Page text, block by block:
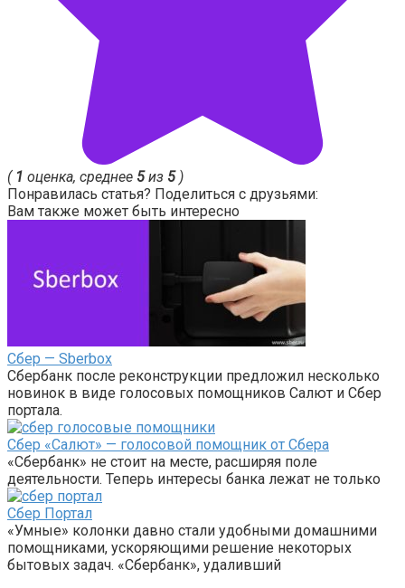
( 1 оценка, среднее 5из 5)
Понравилась статья? Поделиться с друзьями:
Вам также может быть интересно
Сбер — Sberbox
Сбербанк после реконструкции предложил несколько
новинок в виде голосовых помощников Салют и Сбер
портала.
Сбер «Салют» — голосовой помощник от Сбера
«Сбербанк» не стоит на месте, расширяя поле
деятельности. Теперь интересы банка лежат не только
Сбер Портал
«Умные» колонки давно стали удобными домашними
помощниками, ускоряющими решение некоторых
бытовых задач. «Сбербанк», удаливший